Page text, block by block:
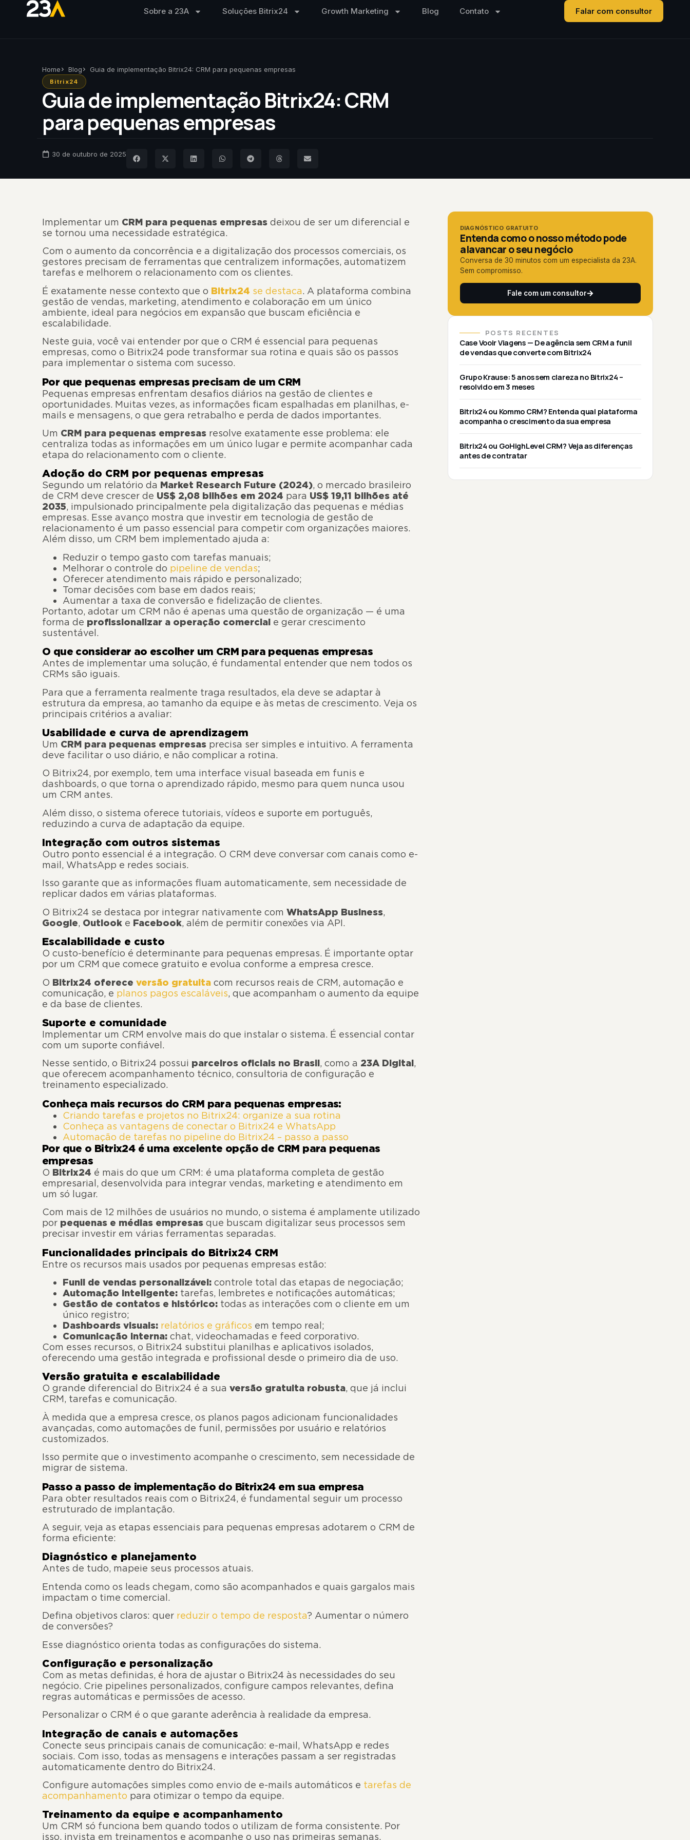
Sobre a 23A Soluções Bitrix24 Growth Marketing Blog Contato Falar com consultor
Home Blog Guia de implementação Bitrix24: CRM para pequenas empresas
Bitrix24
Guia de implementação Bitrix24: CRM
para pequenas empresas
30 de outubro de 2025
Implementar um CRM para pequenas empresas deixou de ser um diferencial e
se tornou uma necessidade estratégica.
Com o aumento da concorrência e a digitalização dos processos comerciais, os
gestores precisam de ferramentas que centralizem informações, automatizem
tarefas e melhorem o relacionamento com os clientes.
É exatamente nesse contexto que o Bitrix24 se destaca. A plataforma combina
gestão de vendas, marketing, atendimento e colaboração em um único
ambiente, ideal para negócios em expansão que buscam eficiência e
escalabilidade.
Neste guia, você vai entender por que o CRM é essencial para pequenas
empresas, como o Bitrix24 pode transformar sua rotina e quais são os passos
para implementar o sistema com sucesso.
Por que pequenas empresas precisam de um CRM
Pequenas empresas enfrentam desafios diários na gestão de clientes e
oportunidades. Muitas vezes, as informações ficam espalhadas em planilhas, e-
mails e mensagens, o que gera retrabalho e perda de dados importantes.
Um CRM para pequenas empresas resolve exatamente esse problema: ele
centraliza todas as informações em um único lugar e permite acompanhar cada
etapa do relacionamento com o cliente.
Adoção do CRM por pequenas empresas
Segundo um relatório da Market Research Future (2024), o mercado brasileiro
de CRM deve crescer de US$ 2,08 bilhões em 2024 para US$ 19,11 bilhões até
2035, impulsionado principalmente pela digitalização das pequenas e médias
empresas. Esse avanço mostra que investir em tecnologia de gestão de
relacionamento é um passo essencial para competir com organizações maiores.
Além disso, um CRM bem implementado ajuda a:
Reduzir o tempo gasto com tarefas manuais;
Melhorar o controle do pipeline de vendas;
Oferecer atendimento mais rápido e personalizado;
Tomar decisões com base em dados reais;
Aumentar a taxa de conversão e fidelização de clientes.
Portanto, adotar um CRM não é apenas uma questão de organização — é uma
forma de profissionalizar a operação comercial e gerar crescimento
sustentável.
O que considerar ao escolher um CRM para pequenas empresas
Antes de implementar uma solução, é fundamental entender que nem todos os
CRMs são iguais.
Para que a ferramenta realmente traga resultados, ela deve se adaptar à
estrutura da empresa, ao tamanho da equipe e às metas de crescimento. Veja os
principais critérios a avaliar:
Usabilidade e curva de aprendizagem
Um CRM para pequenas empresas precisa ser simples e intuitivo. A ferramenta
deve facilitar o uso diário, e não complicar a rotina.
O Bitrix24, por exemplo, tem uma interface visual baseada em funis e
dashboards, o que torna o aprendizado rápido, mesmo para quem nunca usou
um CRM antes.
Além disso, o sistema oferece tutoriais, vídeos e suporte em português,
reduzindo a curva de adaptação da equipe.
Integração com outros sistemas
Outro ponto essencial é a integração. O CRM deve conversar com canais como e-
mail, WhatsApp e redes sociais.
Isso garante que as informações fluam automaticamente, sem necessidade de
replicar dados em várias plataformas.
O Bitrix24 se destaca por integrar nativamente com WhatsApp Business,
Google, Outlook e Facebook, além de permitir conexões via API.
Escalabilidade e custo
O custo-benefício é determinante para pequenas empresas. É importante optar
por um CRM que comece gratuito e evolua conforme a empresa cresce.
O Bitrix24 oferece versão gratuita com recursos reais de CRM, automação e
comunicação, e planos pagos escaláveis, que acompanham o aumento da equipe
e da base de clientes.
Suporte e comunidade
Implementar um CRM envolve mais do que instalar o sistema. É essencial contar
com um suporte confiável.
Nesse sentido, o Bitrix24 possui parceiros oficiais no Brasil, como a 23A Digital,
que oferecem acompanhamento técnico, consultoria de configuração e
treinamento especializado.
Conheça mais recursos do CRM para pequenas empresas:
Criando tarefas e projetos no Bitrix24: organize a sua rotina
Conheça as vantagens de conectar o Bitrix24 e WhatsApp
Automação de tarefas no pipeline do Bitrix24 – passo a passo
Por que o Bitrix24 é uma excelente opção de CRM para pequenas
empresas
O Bitrix24 é mais do que um CRM: é uma plataforma completa de gestão
empresarial, desenvolvida para integrar vendas, marketing e atendimento em
um só lugar.
Com mais de 12 milhões de usuários no mundo, o sistema é amplamente utilizado
por pequenas e médias empresas que buscam digitalizar seus processos sem
precisar investir em várias ferramentas separadas.
Funcionalidades principais do Bitrix24 CRM
Entre os recursos mais usados por pequenas empresas estão:
Funil de vendas personalizável: controle total das etapas de negociação;
Automação inteligente: tarefas, lembretes e notificações automáticas;
Gestão de contatos e histórico: todas as interações com o cliente em um
único registro;
Dashboards visuais: relatórios e gráficos em tempo real;
Comunicação interna: chat, videochamadas e feed corporativo.
Com esses recursos, o Bitrix24 substitui planilhas e aplicativos isolados,
oferecendo uma gestão integrada e profissional desde o primeiro dia de uso.
Versão gratuita e escalabilidade
O grande diferencial do Bitrix24 é a sua versão gratuita robusta, que já inclui
CRM, tarefas e comunicação.
À medida que a empresa cresce, os planos pagos adicionam funcionalidades
avançadas, como automações de funil, permissões por usuário e relatórios
customizados.
Isso permite que o investimento acompanhe o crescimento, sem necessidade de
migrar de sistema.
Passo a passo de implementação do Bitrix24 em sua empresa
Para obter resultados reais com o Bitrix24, é fundamental seguir um processo
estruturado de implantação.
A seguir, veja as etapas essenciais para pequenas empresas adotarem o CRM de
forma eficiente:
Diagnóstico e planejamento
Antes de tudo, mapeie seus processos atuais.
Entenda como os leads chegam, como são acompanhados e quais gargalos mais
impactam o time comercial.
Defina objetivos claros: quer reduzir o tempo de resposta? Aumentar o número
de conversões?
Esse diagnóstico orienta todas as configurações do sistema.
Configuração e personalização
Com as metas definidas, é hora de ajustar o Bitrix24 às necessidades do seu
negócio. Crie pipelines personalizados, configure campos relevantes, defina
regras automáticas e permissões de acesso.
Personalizar o CRM é o que garante aderência à realidade da empresa.
Integração de canais e automações
Conecte seus principais canais de comunicação: e-mail, WhatsApp e redes
sociais. Com isso, todas as mensagens e interações passam a ser registradas
automaticamente dentro do Bitrix24.
Configure automações simples como envio de e-mails automáticos e tarefas de
acompanhamento para otimizar o tempo da equipe.
Treinamento da equipe e acompanhamento
Um CRM só funciona bem quando todos o utilizam de forma consistente. Por
isso, invista em treinamentos e acompanhe o uso nas primeiras semanas.
DIAGNÓSTICO GRATUITO
Entenda como o nosso método pode
alavancar o seu negócio
Conversa de 30 minutos com um especialista da 23A.
Sem compromisso.
Fale com um consultor
POSTS RECENTES
Case Vooir Viagens — De agência sem CRM a funil
de vendas que converte com Bitrix24
Grupo Krause: 5 anos sem clareza no Bitrix24 –
resolvido em 3 meses
Bitrix24 ou Kommo CRM? Entenda qual plataforma
acompanha o crescimento da sua empresa
Bitrix24 ou GoHighLevel CRM? Veja as diferenças
antes de contratar